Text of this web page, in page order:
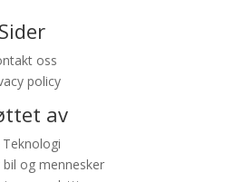
Sider
oss
policy
av
Teknologi
bil og mennesker